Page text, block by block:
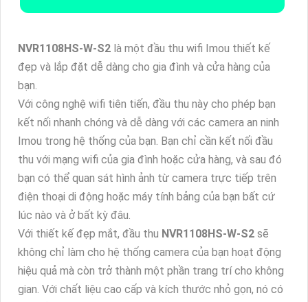
NVR1108HS-W-S2 là một đầu thu wifi Imou thiết kế
đẹp và lắp đặt dễ dàng cho gia đình và cửa hàng của
bạn.
Với công nghệ wifi tiên tiến, đầu thu này cho phép bạn
kết nối nhanh chóng và dễ dàng với các camera an ninh
Imou trong hệ thống của bạn. Bạn chỉ cần kết nối đầu
thu với mạng wifi của gia đình hoặc cửa hàng, và sau đó
bạn có thể quan sát hình ảnh từ camera trực tiếp trên
điện thoại di động hoặc máy tính bảng của bạn bất cứ
lúc nào và ở bất kỳ đâu.
Với thiết kế đẹp mắt, đầu thu NVR1108HS-W-S2 sẽ
không chỉ làm cho hệ thống camera của bạn hoạt động
hiệu quả mà còn trở thành một phần trang trí cho không
gian. Với chất liệu cao cấp và kích thước nhỏ gọn, nó có